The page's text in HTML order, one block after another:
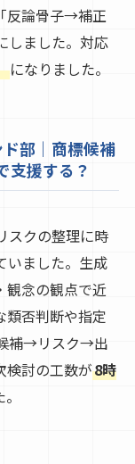
反論骨子→補正
しました。対応
になりました。
部｜商標候補
支援する？
スクの整理に時
いました。生成
観念の観点で近
類否判断や指定
補→リスク→出
検討の工数が8時